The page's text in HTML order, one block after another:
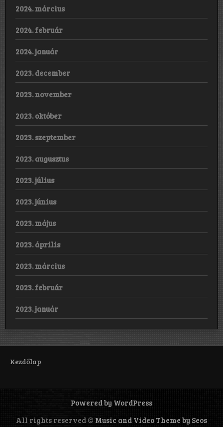
2024. március
2024. február
2024. január
2023. december
2023. november
2023. október
2023. szeptember
2023. augusztus
2023. július
2023. június
2023. május
2023. április
2023. március
2023. február
2023. január
Kezdőlap
Powered by WordPress
All rights reserved © Music and Video Theme by Seos